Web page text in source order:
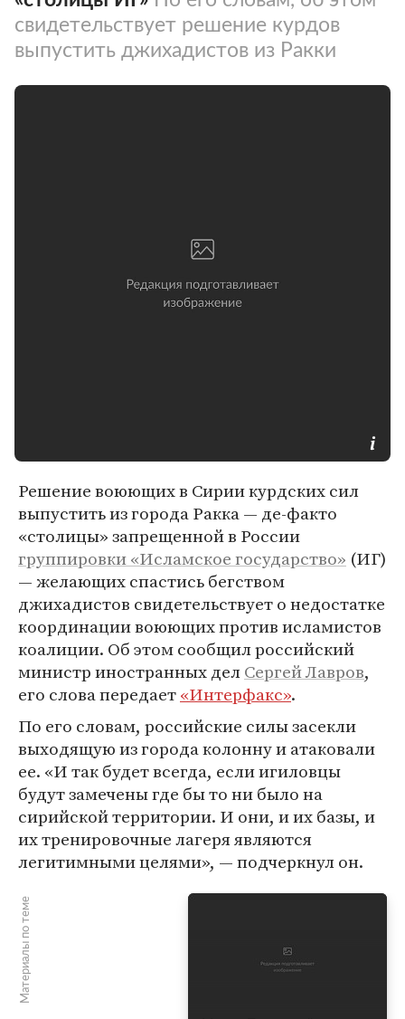
свидетельствует решение курдов
выпустить джихадистов из Ракки
Решение воюющих в Сирии курдских сил
выпустить из города Ракка — де-факто
«столицы» запрещенной в России
группировки «Исламское государство» (ИГ)
— желающих спастись бегством
джихадистов свидетельствует о недостатке
координации воюющих против исламистов
коалиции. Об этом сообщил российский
министр иностранных делСергей Лавров,
его слова передает«Интерфакс».
По его словам, российские силы засекли
выходящую из города колонну и атаковали
ее. «И так будет всегда, если игиловцы
будут замечены где бы то ни было на
сирийской территории. И они, и их базы, и
их тренировочные лагеря являются
легитимными целями», — подчеркнул он.
Материалы по теме